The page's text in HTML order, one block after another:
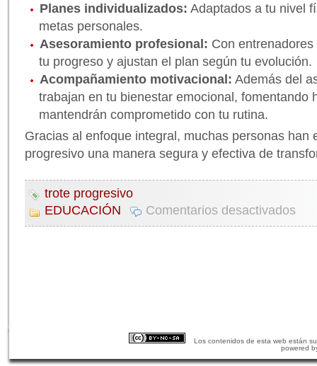
Planes individualizados: Adaptados a tu nivel
metas personales.
Asesoramiento profesional: Con
tu progreso y ajustan el plan según tu evolución.
Acompañamiento motivacional: Además del
trabajan en tu bienestar emocional, fomentando
mantendrán comprometido con tu rutina.
Gracias al enfoque integral, muchas personas han
progresivo una manera segura y efectiva de
trote progresivo
EDUCACIÓN
Comentarios desactivados
Los contenidos de esta web están
powered